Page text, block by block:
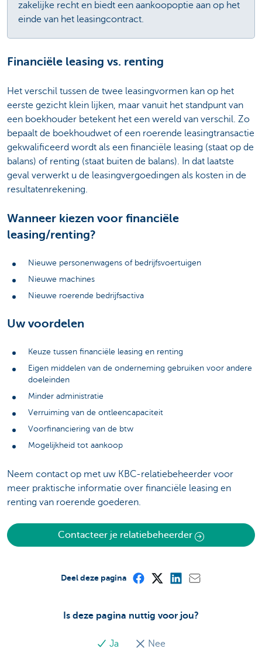
zakelijke recht en biedt een aankoopoptie aan op het
einde van het leasingcontract.
Financiële leasing vs. renting
Het verschil tussen de twee leasingvormen kan op het
eerste gezicht klein lijken, maar vanuit het standpunt van
een boekhouder betekent het een wereld van verschil. Zo
bepaalt de boekhoudwet of een roerende leasingtransactie
gekwalificeerd wordt als een financiële leasing (staat op de
balans) of renting (staat buiten de balans). In dat laatste
geval verwerkt u de leasingvergoedingen als kosten in de
resultatenrekening.
Wanneer kiezen voor financiële
leasing/renting?
Nieuwe personenwagens of bedrijfsvoertuigen
Nieuwe machines
Nieuwe roerende bedrijfsactiva
Uw voordelen
Keuze tussen financiële leasing en renting
Eigen middelen van de onderneming gebruiken voor andere
doeleinden
Minder administratie
Verruiming van de ontleencapaciteit
Voorfinanciering van de btw
Mogelijkheid tot aankoop
Neem contact op met uw KBC-relatiebeheerder voor
meer praktische informatie over financiële leasing en
renting van roerende goederen.
Contacteer je relatiebeheerder
Is deze pagina nuttig voor jou?
Ja Nee
Deel deze pagina